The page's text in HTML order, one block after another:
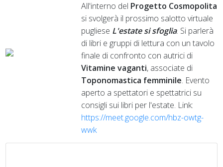
All'interno del Progetto Cosmopolita
si svolgerà il prossimo salotto virtuale
pugliese L'estate si sfoglia. Si parlerà
di libri e gruppi di lettura con un tavolo
finale di confronto con autrici di
Vitamine vaganti, associate di
Toponomastica femminile. Evento
aperto a spettatori e spettatrici su
consigli sui libri per l'estate. Link:
https://meet.google.com/hbz-owtg-
wwk